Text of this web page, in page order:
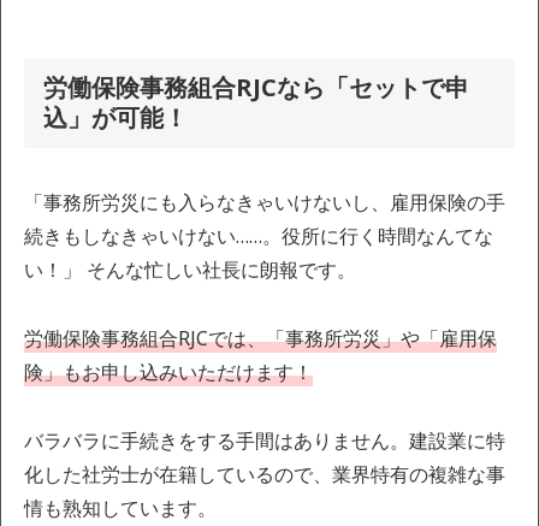
労働保険事務組合RJCなら「セットで申
込」が可能！
「事務所労災にも入らなきゃいけないし、雇用保険の手
続きもしなきゃいけない……。役所に行く時間なんてな
い！」 そんな忙しい社長に朗報です。
労働保険事務組合RJCでは、「事務所労災」や「雇用保
険」もお申し込みいただけます！
バラバラに手続きをする手間はありません。建設業に特
化した社労士が在籍しているので、業界特有の複雑な事
情も熟知しています。